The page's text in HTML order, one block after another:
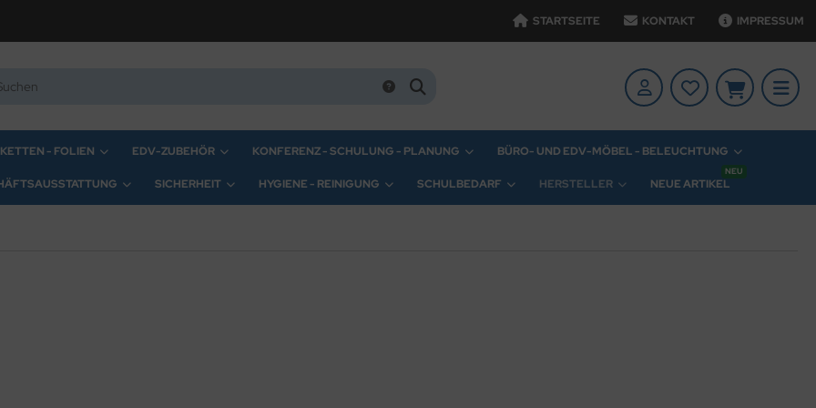
STARTSEITE KONTAKT IMPRESSUM
- FOLIEN EDV-ZUBEHÖR KONFERENZ - SCHULUNG - PLANUNG BÜRO- UND EDV-MÖBEL - BELEUCHTUNG
SICHERHEIT HYGIENE - REINIGUNG SCHULBEDARF HERSTELLER NEUE ARTIKEL
NEU